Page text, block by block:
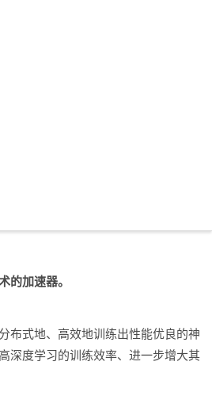
的加速器。
布式地、高效地训练出性能优良的神
深度学习的训练效率、进一步增大其